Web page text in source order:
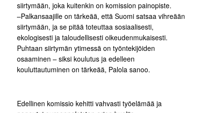
siirtymään, joka kuitenkin on komission painopiste.
–Palkansaajille on tärkeää, että Suomi satsaa vihreään
siirtymään, ja se pitää toteuttaa sosiaalisesti,
ekologisesti ja taloudellisesti oikeudenmukaisesti.
Puhtaan siirtymän ytimessä on työntekijöiden
osaaminen – siksi koulutus ja edelleen
kouluttautuminen on tärkeää, Palola sanoo.
Edellinen komissio kehitti vahvasti työelämää ja